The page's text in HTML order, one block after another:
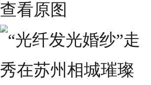
查看原图